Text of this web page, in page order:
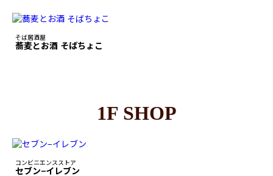
そば居酒屋
蕎麦とお酒 そばちょこ
1F SHOP
コンビニエンスストア
セブン−イレブン